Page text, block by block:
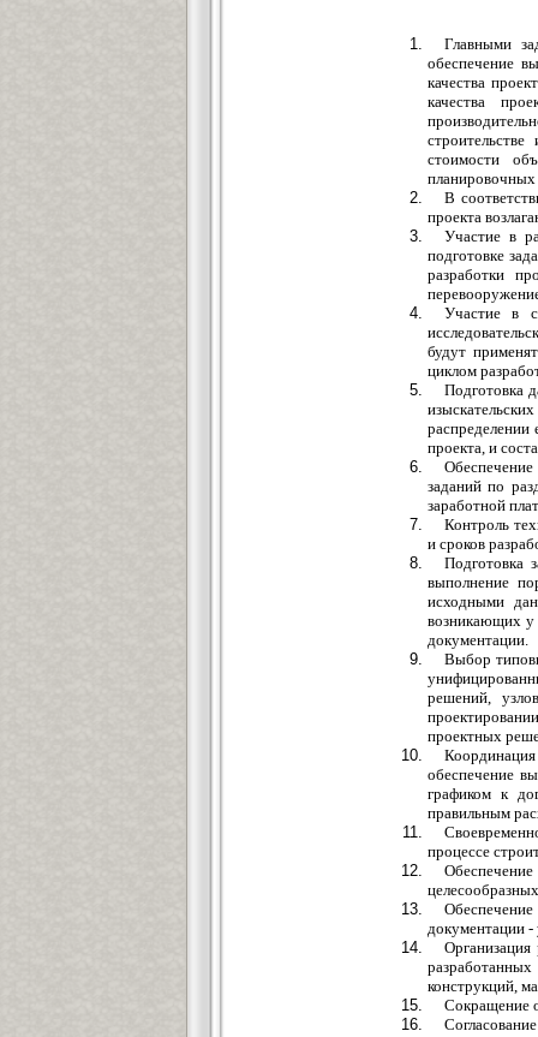
Главными
обеспечение
качества
качества
стоимости
В
проекта
Участие в
подготовке
разработки
Участие в
будут
циклом
Подготовка
распределении
проекта, и
Обеспечение
заданий по
заработной
Контроль
и сроков
Подготовка
выполнение
исходными
возникающих у
документации.
Выбор
решений,
проектных
обеспечение
графиком к
правильным
процессе
документации
конструкций,
Сокращение